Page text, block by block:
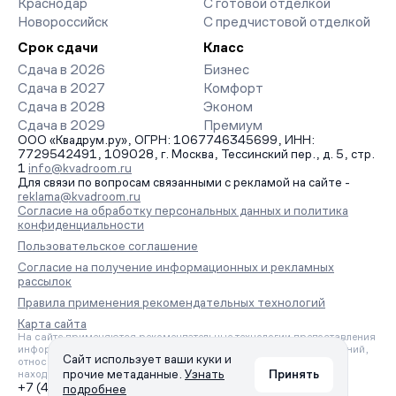
Краснодар
Новороссийск
С готовой отделкой
С предчистовой отделкой
Срок сдачи
Сдача в 2026
Сдача в 2027
Сдача в 2028
Сдача в 2029
Класс
Бизнес
Комфорт
Эконом
Премиум
ООО «Квадрум.ру», ОГРН: 1067746345699, ИНН:
7729542491, 109028, г. Москва, Тессинский пер., д. 5, стр.
1 info@kvadroom.ru
Для связи по вопросам связанными с рекламой на сайте -
reklama@kvadroom.ru
Согласие на обработку персональных данных и политика
конфиденциальности
Пользовательское соглашение
Согласие на получение информационных и рекламных
рассылок
Правила применения рекомендательных технологий
Карта сайта
На сайте применяются рекомендательные технологии предоставления
информации на основе сбора, систематизации и анализа сведений,
относящихся к предпочтениям пользователей сети «Интернет»,
находящихся на территории Российской Федерации.
+7 (495) 157-88-80
Сайт использует ваши куки и
прочие метаданные. Узнать
подробнее
Принять